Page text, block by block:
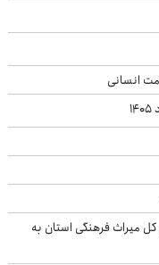
انسانی
میراث فرهنگی استان به